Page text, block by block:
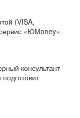
(VISA,
«ЮMoney».
консультант